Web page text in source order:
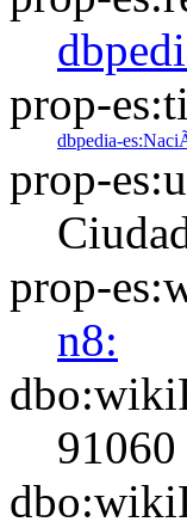
prop-
dbpedia-
prop-
prop-
n8:
91060